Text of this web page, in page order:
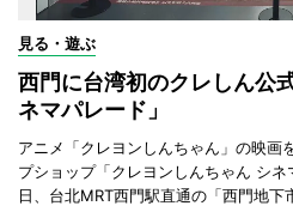
見る・遊ぶ
西門に台湾初のクレしん公
ネマパレード」
アニメ「クレヨンしんちゃん」の映画
プショップ「クレヨンしんちゃん シ
日、台北MRT西門駅直通の「西門地下